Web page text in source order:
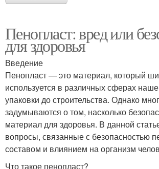
Пенопласт: вред или
для здоровья
Введение
Пенопласт — это материал, который
используется в различных сферах
упаковки до строительства. Однако
задумываются о том, насколько
материал для здоровья. В данной
вопросы, связанные с безопасностью
составом и влиянием на организм
Что такое пенопласт?